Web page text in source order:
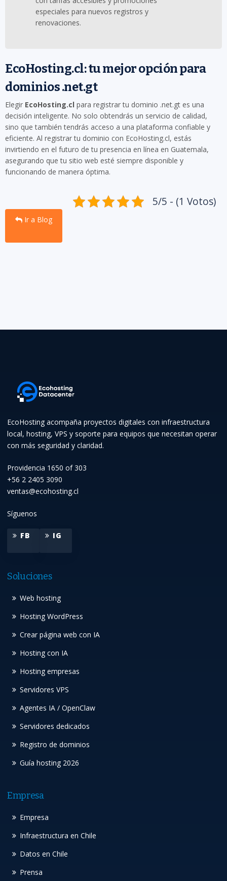
especiales para nuevos registros y
renovaciones.
EcoHosting.cl: tu mejor opción para
dominios .net.gt
Elegir EcoHosting.cl para registrar tu dominio .net.gt es una
decisión inteligente. No solo obtendrás un servicio de calidad,
sino que también tendrás acceso a una plataforma confiable y
eficiente. Al registrar tu dominio con EcoHosting.cl, estás
invirtiendo en el futuro de tu presencia en línea en Guatemala,
asegurando que tu sitio web esté siempre disponible y
funcionando de manera óptima.
5/5 - (1 Votos)
Ir a Blog
EcoHosting acompaña proyectos digitales con infraestructura
local, hosting, VPS y soporte para equipos que necesitan operar
con más seguridad y claridad.
Providencia 1650 of 303
+56 2 2405 3090
ventas@ecohosting.cl
Síguenos
FB IG
Soluciones
Web hosting
Hosting WordPress
Crear página web con IA
Hosting con IA
Hosting empresas
Servidores VPS
Agentes IA / OpenClaw
Servidores dedicados
Registro de dominios
Guía hosting 2026
Empresa
Empresa
Infraestructura en Chile
Datos en Chile
Prensa